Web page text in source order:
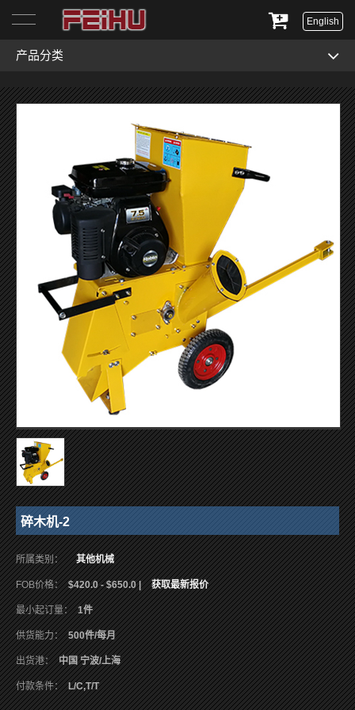
English
产品分类
碎木机-2
所属类别： 其他机械
FOB价格： $420.0 - $650.0 | 获取最新报价
最小起订量： 1件
供货能力： 500件/每月
出货港： 中国 宁波/上海
付款条件： L/C,T/T
首页
关于我们
服务与支持
新闻资讯
联系我们